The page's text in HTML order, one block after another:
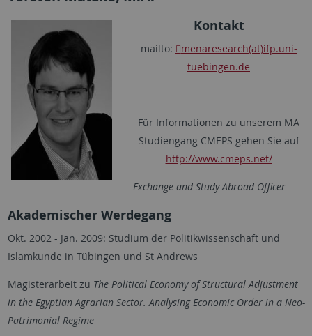
Kontakt
mailto:
menaresearch(at)ifp.uni-
tuebingen.de
Für Informationen zu unserem MA
Studiengang CMEPS gehen Sie auf
http://www.cmeps.net/
Exchange and Study Abroad Officer
Akademischer Werdegang
Okt. 2002 - Jan. 2009: Studium der Politikwissenschaft und
Islamkunde in Tübingen und St Andrews
Magisterarbeit zu The Political Economy of Structural Adjustment
in the Egyptian Agrarian Sector. Analysing Economic Order in a Neo-
Patrimonial Regime